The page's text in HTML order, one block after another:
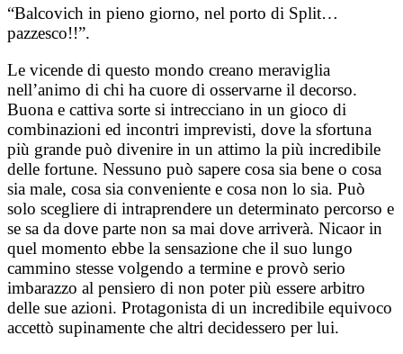
“Balcovich in pieno giorno, nel porto di Split…
pazzesco!!”.
Le vicende di questo mondo creano meraviglia
nell’animo di chi ha cuore di osservarne il decorso.
Buona e cattiva sorte si intrecciano in un gioco di
combinazioni ed incontri imprevisti, dove la sfortuna
più grande può divenire in un attimo la più incredibile
delle fortune. Nessuno può sapere cosa sia bene o cosa
sia male, cosa sia conveniente e cosa non lo sia. Può
solo scegliere di intraprendere un determinato percorso e
se sa da dove parte non sa mai dove arriverà. Nicaor in
quel momento ebbe la sensazione che il suo lungo
cammino stesse volgendo a termine e provò serio
imbarazzo al pensiero di non poter più essere arbitro
delle sue azioni. Protagonista di un incredibile equivoco
accettò supinamente che altri decidessero per lui.